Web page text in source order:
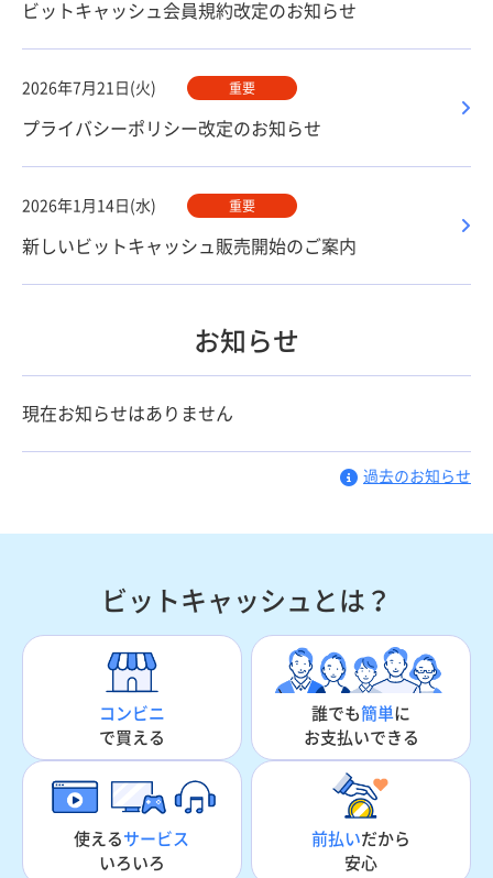
ビットキャッシュ会員規約改定のお知らせ
2026年7月21日(火) 重要
プライバシーポリシー改定のお知らせ
2026年1月14日(水) 重要
新しいビットキャッシュ販売開始のご案内
お知らせ
現在お知らせはありません
過去のお知らせ
ビットキャッシュとは？
コンビニ
で買える
誰でも簡単に
お支払いできる
使える サービス
いろいろ
前払いだから
安心